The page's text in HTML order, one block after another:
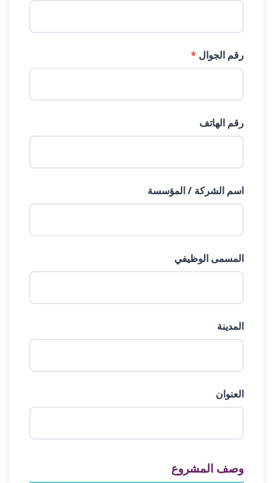
رقم الجوال *
رقم الهاتف
اسم الشركة / المؤسسة
المسمى الوظيفي
المدينة
العنوان
وصف المشروع